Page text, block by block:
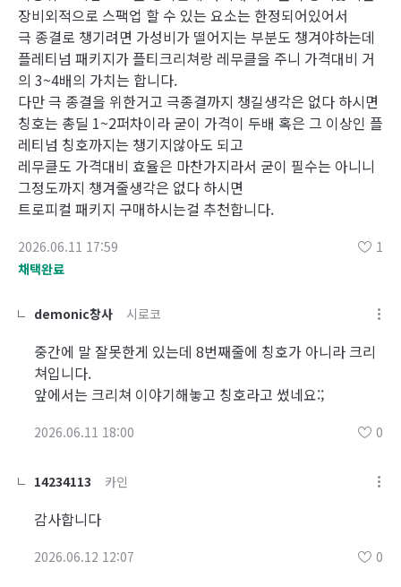
장비외적으로 스팩업 할 수 있는 요소는 한정되어있어서
극 종결로 챙기려면 가성비가 떨어지는 부분도 챙겨야하는데
플레티넘 패키지가 플티크리쳐랑 레무클을 주니 가격대비 거
의 3~4배의 가치는 합니다.
다만 극 종결을 위한거고 극종결까지 챙길생각은 없다 하시면
칭호는 총딜 1~2퍼차이라 굳이 가격이 두배 혹은 그 이상인 플
레티넘 칭호까지는 챙기지않아도 되고
레무클도 가격대비 효율은 마찬가지라서 굳이 필수는 아니니
그정도까지 챙겨줄생각은 없다 하시면
트로피컬 패키지 구매하시는걸 추천합니다.
2026.06.11 17:59
1
채택완료
demonic창사 시로코
중간에 말 잘못한게 있는데 8번째줄에 칭호가 아니라 크리
쳐입니다.
앞에서는 크리쳐 이야기해놓고 칭호라고 썼네요:;
2026.06.11 18:00 0
14234113 카인
감사합니다
2026.06.12 12:07 0